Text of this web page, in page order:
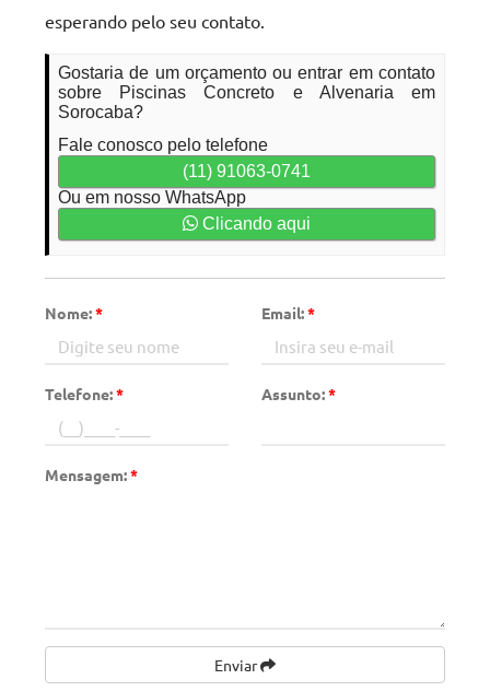
esperando pelo seu contato.
Gostaria de um orçamento ou entrar em contato
sobre Piscinas Concreto e Alvenaria em
Sorocaba?
Fale conosco pelo telefone
(11) 91063-0741
Ou em nosso WhatsApp
Clicando aqui
Nome:* Email:*
Telefone:* Assunto:*
Mensagem:*
Enviar